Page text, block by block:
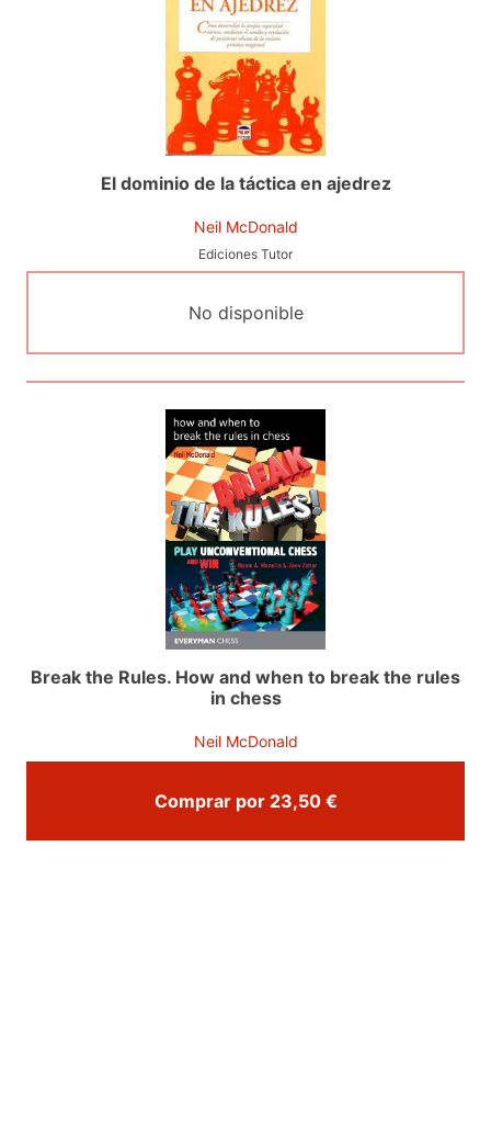
El dominio de la táctica en ajedrez
Neil McDonald
Ediciones Tutor
No disponible
Break the Rules. How and when to break the rules
in chess
Neil McDonald
Comprar por 23,50 €